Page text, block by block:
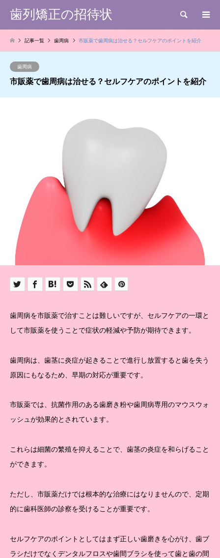
歯列矯正の招待状 検索
記事一覧 歯周病 市販薬で歯周病は治せる？セルフケアのポイントを紹介
歯周病
市販薬で歯周病は治せる？セルフケアのポイントを紹介
歯周病を市販薬で治すことは難しいですが、セルフケアの一環と
して市販薬を使うことで症状の軽減や予防が期待できます。
歯周病は、歯茎に炎症が起きることで進行し放置すると歯を失う
原因にもなるため、早期の対応が重要です。
市販薬では、抗菌作用のある歯磨き粉や歯周病専用のマウスウォ
ッシュが効果的とされています。
これらは細菌の繁殖を抑えることで、歯茎の炎症を和らげること
ができます。
ただし、市販薬だけでは根本的な治療にはなりませんので、定期
的に歯科医師の診察を受けることが重要です。
セルフケアのポイントとしてはまず正しい歯磨きを心がけ、歯ブ
ラシだけでなくデンタルフロスや歯間ブラシを使って歯と歯の間